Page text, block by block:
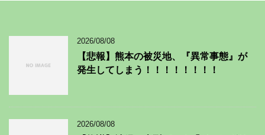
2026/08/08
【悲報】熊本の被災地、『異常事態』が
発生してしまう！！！！！！！！
2026/08/08